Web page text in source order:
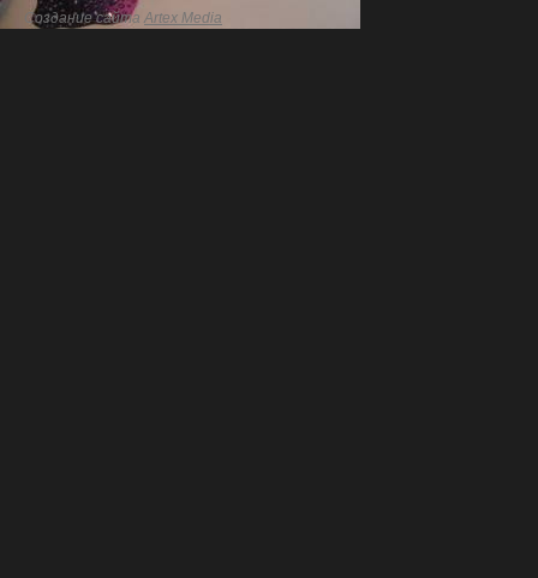
Создание сайта Artex Media